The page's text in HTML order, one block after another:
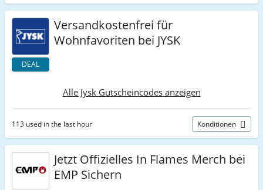
DEAL
Versandkostenfrei für
Wohnfavoriten bei JYSK
Alle Jysk Gutscheincodes anzeigen
113 used in the last hour Konditionen
Jetzt Offizielles In Flames Merch bei
EMP Sichern